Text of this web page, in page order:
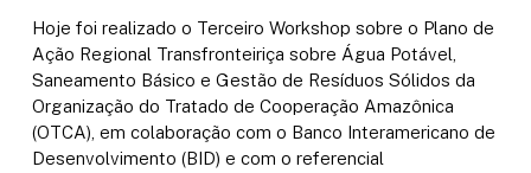
Hoje foi realizado o Terceiro Workshop sobre o Plano de
Ação Regional Transfronteiriça sobre Água Potável,
Saneamento Básico e Gestão de Resíduos Sólidos da
Organização do Tratado de Cooperação Amazônica
(OTCA), em colaboração com o Banco Interamericano de
Desenvolvimento (BID) e com o referencial